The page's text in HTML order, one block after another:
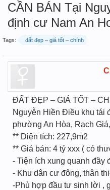
CẦN BÁN Tại
định cư Nam An
Tags: đất đẹp – giá tốt – chính
ĐẤT ĐẸP – GIÁ TỐT –
Nguyễn Hiền Điều khu tái
phường An Hòa, Rạch
** Diện tích: 227,9m2
** Giá bán: 4 tỷ xxx ( có
- Tiện ích xung quanh đầy
- Khu dân cư đông, thân
-Phù hợp đầu tư sinh lời ,